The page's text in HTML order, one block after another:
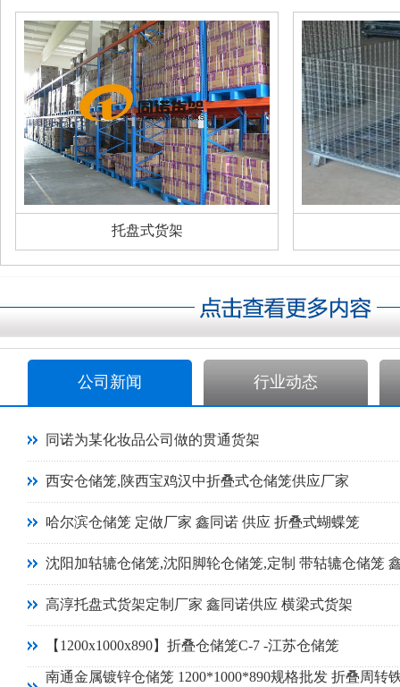
托盘式货架
公司新闻 行业动态
同诺为某化妆品公司做的贯通货架
西安仓储笼,陕西宝鸡汉中折叠式仓储笼供应厂家
哈尔滨仓储笼 定做厂家 鑫同诺 供应 折叠式蝴蝶笼
沈阳加轱辘仓储笼,沈阳脚轮仓储笼,定制 带轱辘仓储笼
高淳托盘式货架定制厂家 鑫同诺供应 横梁式货架
【1200x1000x890】折叠仓储笼C-7 -江苏仓储笼
南通金属镀锌仓储笼 1200*1000*890规格批发 折叠周转